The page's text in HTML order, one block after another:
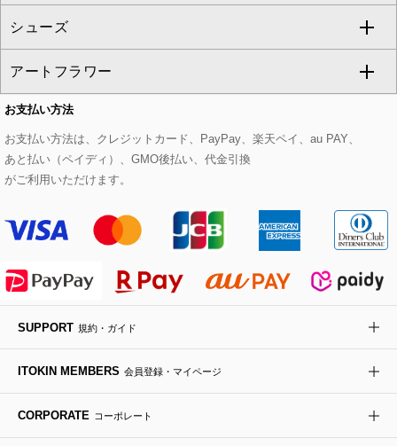
eur3
Maison de CINQ
MK MICHEL KLEIN BAG
re:edition project 165
タンクトップ・キャミソール
スウェット・ジャージー
その他のトップス
その他のパンツ
その他のスカート
セットアップジャケット
セットアップパンツ
セットアップスカート
セットアップワンピース
ダッフルコート
チェスターコート
モッズコート
ステンカラーコート
ライダースジャケット
デニムジャケット
ダウンジャケット・コート
その他のコート・ブルゾン
ストール・マフラー・スヌード
ベルト・サスペンダー
帽子
ヘアアクセサリー
ハンカチ・バンダナ
手袋
チャーム・ストラップ
ネックレス
ピアス・イヤリング
ブレスレット・バングル
ブローチ・コサージュ
すべてのバッグ
トートバッグ
ショルダーバッグ
ボストンバッグ
バックパック・リュック
ボディバッグ・メッセンジャーバッグ
トラベルバッグ
ビジネスバッグ
その他のバッグ
シューズ
すべてのシューズ
パンプス
スニーカー
フラットシューズ
ローファー
ドレスシューズ
サンダル・ミュール
その他のシューズ
アートフラワー
すべてのアートフラワー
ローズ
カサブランカ・カラー
ラナンキュラス
ポプリアレンジ＆フレグランス
その他のアートフラワー
お支払い方法
お支払い方法は、クレジットカード、PayPay、楽天ペイ、au PAY、
あと払い（ペイディ）、GMO後払い、代金引換
がご利用いただけます。
SUPPORT 規約・ガイド
ITOKIN MEMBERS 会員登録・マイページ
CORPORATE コーポレート